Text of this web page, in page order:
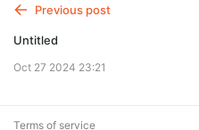
Previous post
Untitled
Oct 27 2024 23:21
Terms of service